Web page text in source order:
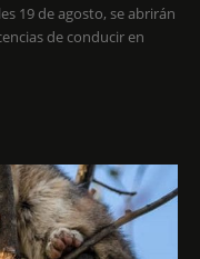
19 de agosto, se abrirán
de conducir en